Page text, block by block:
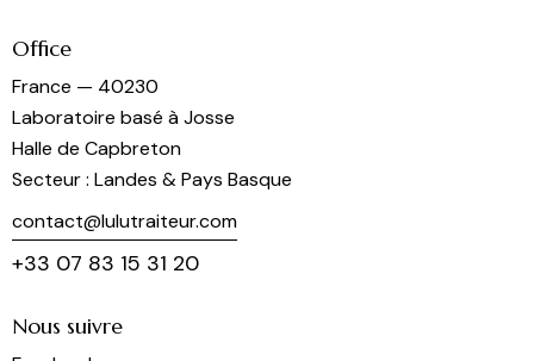
Office
France — 40230
Laboratoire basé à Josse
Halle de Capbreton
Secteur : Landes & Pays Basque
contact@lulutraiteur.com
+33 07 83 15 31 20
Nous suivre